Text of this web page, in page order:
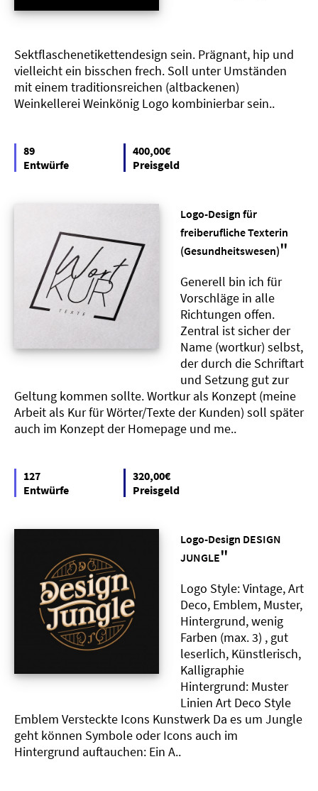
Sektflaschenetikettendesign sein. Prägnant, hip und
vielleicht ein bisschen frech. Soll unter Umständen
mit einem traditionsreichen (altbackenen)
Weinkellerei Weinkönig Logo kombinierbar sein..
89
Entwürfe
400,00€
Preisgeld
Logo-Design für
freiberufliche Texterin
(Gesundheitswesen)"
Generell bin ich für
Vorschläge in alle
Richtungen offen.
Zentral ist sicher der
Name (wortkur) selbst,
der durch die Schriftart
und Setzung gut zur
Geltung kommen sollte. Wortkur als Konzept (meine
Arbeit als Kur für Wörter/Texte der Kunden) soll später
auch im Konzept der Homepage und me..
127
Entwürfe
320,00€
Preisgeld
Logo-Design DESIGN
JUNGLE"
Logo Style: Vintage, Art
Deco, Emblem, Muster,
Hintergrund, wenig
Farben (max. 3) , gut
leserlich, Künstlerisch,
Kalligraphie
Hintergrund: Muster
Linien Art Deco Style
Emblem Versteckte Icons Kunstwerk Da es um Jungle
geht können Symbole oder Icons auch im
Hintergrund auftauchen: Ein A..